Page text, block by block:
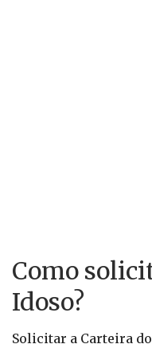
Como
Idoso?
Solicitar a Carteira